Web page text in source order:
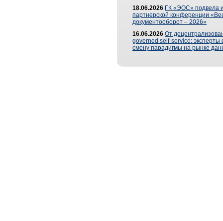
18.06.2026 ГК «ЭОС» подвела
партнерской конференции
документооборот – 2026»
16.06.2026 От
governed self-service: эксперты
смену парадигмы на рынке